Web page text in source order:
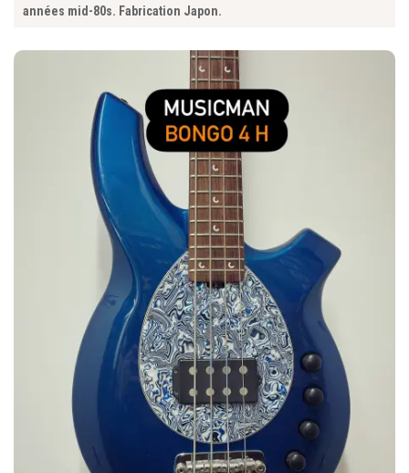
années mid-80s. Fabrication Japon.